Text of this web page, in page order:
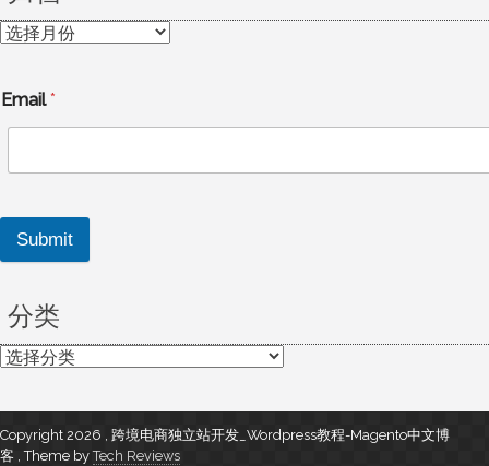
归
Email*
Submit
分类
分
Copyright 2026 , 跨境电商独立站开发_Wordpress教程-Magento中文博
客 ,Theme byTech Reviews